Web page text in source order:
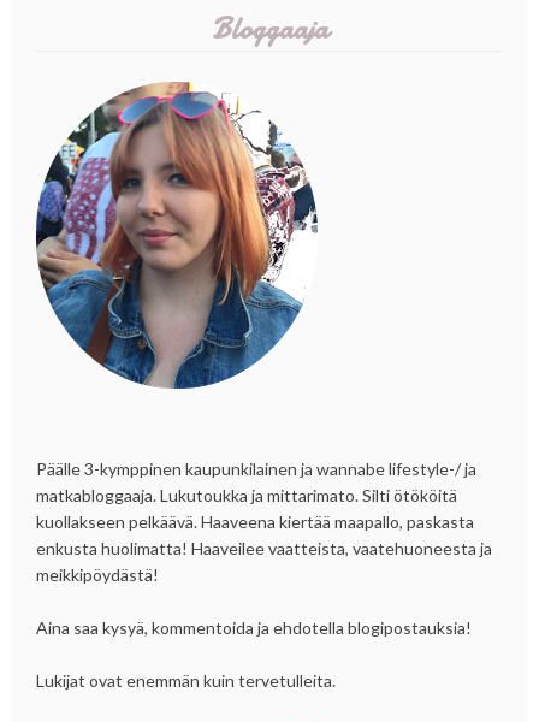
Bloggaaja
Päälle 3-kymppinen kaupunkilainen ja wannabe lifestyle-/ ja
matkabloggaaja. Lukutoukka ja mittarimato. Silti ötököitä
kuollakseen pelkäävä. Haaveena kiertää maapallo, paskasta
enkusta huolimatta! Haaveilee vaatteista, vaatehuoneesta ja
meikkipöydästä!
Aina saa kysyä, kommentoida ja ehdotella blogipostauksia!
Lukijat ovat enemmän kuin tervetulleita.